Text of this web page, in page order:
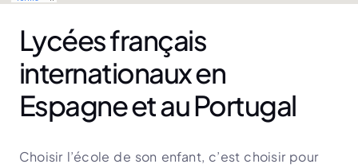
Lycées français
internationaux en
Espagne et au Portugal
Choisir l’école de son enfant, c’est choisir pour